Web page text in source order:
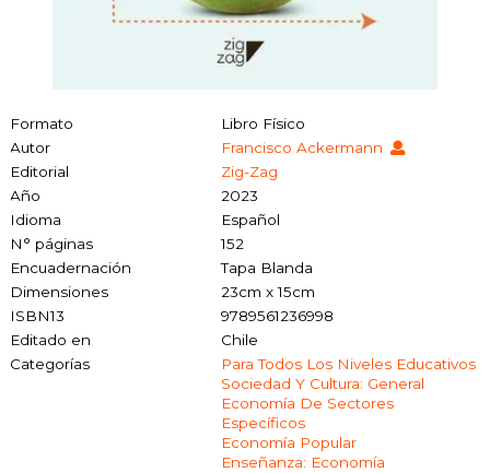
Formato
Libro Físico
Autor
Francisco Ackermann
Editorial
Zig-Zag
Año
2023
Idioma
Español
N° páginas
152
Encuadernación
Tapa Blanda
Dimensiones
23cm x 15cm
ISBN13
9789561236998
Editado en
Chile
Categorías
Para Todos Los Niveles Educativos
Sociedad Y Cultura: General
Economía De Sectores
Específicos
Economía Popular
Enseñanza: Economía